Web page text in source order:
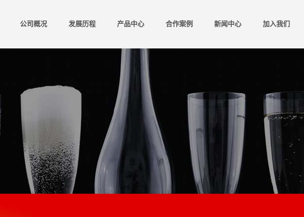
公司概况 发展历程 产品中心 合作案例 新闻中心 加入我们